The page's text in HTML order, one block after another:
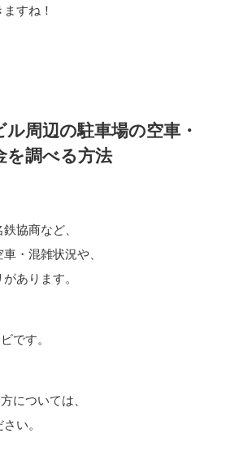
すね！
ル周辺の駐車場の空車・
を調べる方法
協商など、
・混雑状況や、
あります。
です。
については、
い。